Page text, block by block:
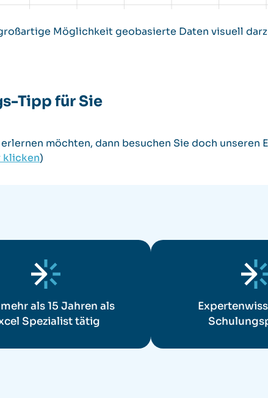
Möglichkeit geobasierte Daten visuell
Tipp für Sie
möchten, dann besuchen Sie doch unseren
klicken)
als 15 Jahren als
Spezialist tätig